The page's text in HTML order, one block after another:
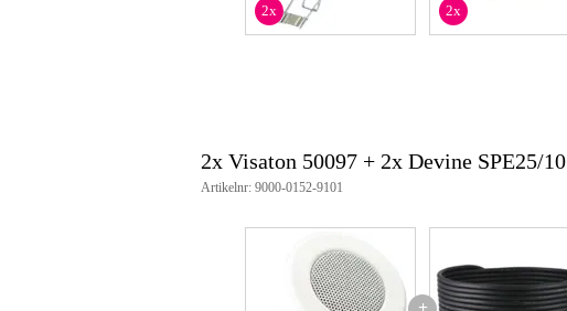
2x 2x
2x Visaton 50097 + 2x Devine SPE25/10
Artikelnr: 9000-0152-9101
+